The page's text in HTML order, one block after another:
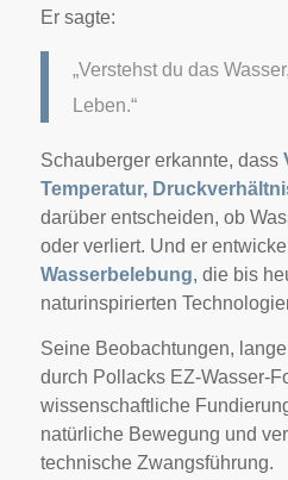
Er sagte:
„Verstehst du das
Leben.“
Schauberger erkannte, dass
Temperatur,
darüber entscheiden, ob
oder verliert. Und er
Wasserbelebung, die bis
naturinspirierten
Seine Beobachtungen,
durch Pollacks EZ-Wasser-
wissenschaftliche
natürliche Bewegung und
technische Zwangsführung.